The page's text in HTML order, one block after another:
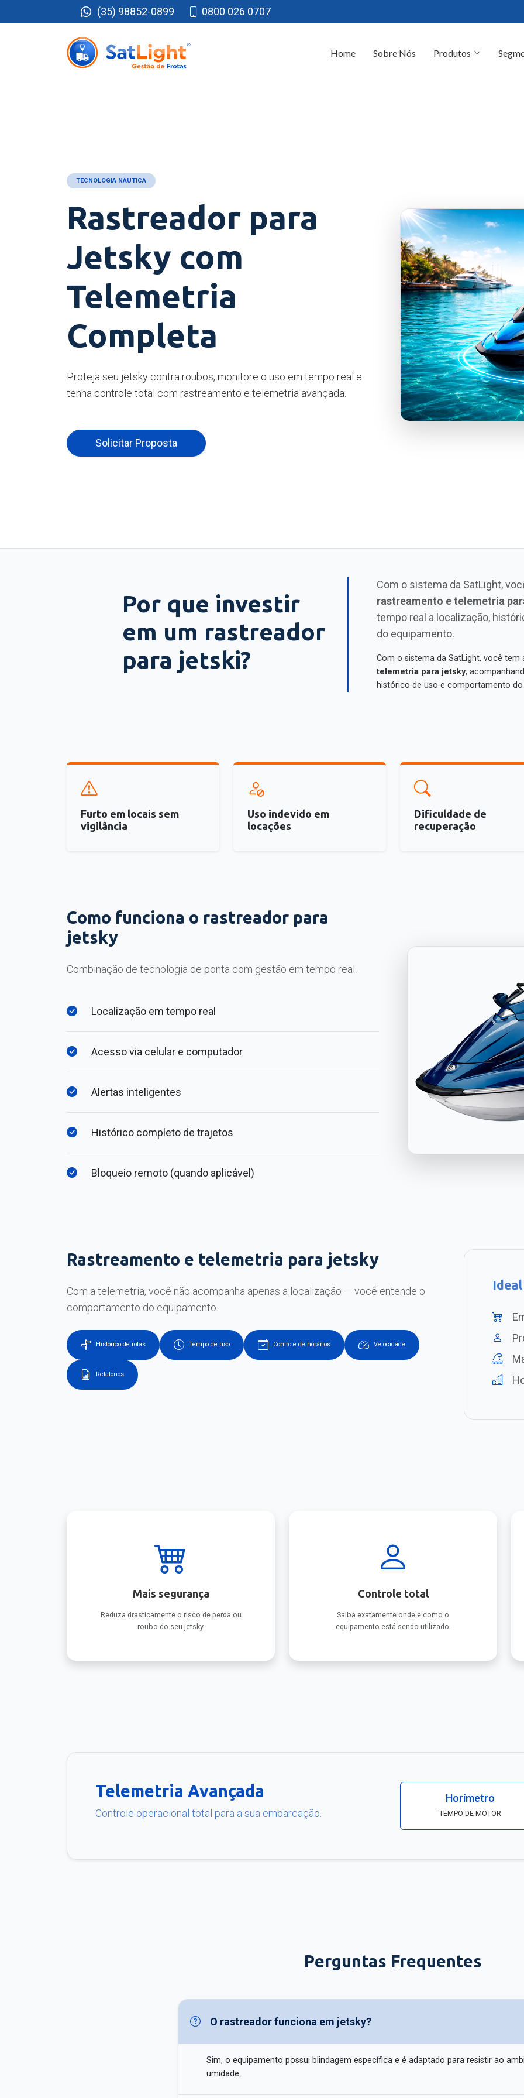
(35) 98852-0899 0800 026 0707
Home Sobre Nós Produtos
TECNOLOGIA NÁUTICA
Rastreador para
Jetsky com
Telemetria
Completa
Proteja seu jetsky contra roubos, monitore o uso em tempo real e
tenha controle total com rastreamento e telemetria avançada.
Solicitar Proposta
Por que investir
em um rastreador
para jetski?
Com o sistema da SatLight,
rastreamento e telemetria
tempo real a localização,
do equipamento.
Com o sistema da SatLight, você
telemetria para jetsky,
histórico de uso e comportamento
Furto em locais sem
vigilância
Uso indevido em
locações
Dificuldade de
recuperação
Como funciona o rastreador para
jetsky
Combinação de tecnologia de ponta com gestão em tempo real.
Localização em tempo real
Acesso via celular e computador
Alertas inteligentes
Histórico completo de trajetos
Bloqueio remoto (quando aplicável)
Rastreamento e telemetria para jetsky
Com a telemetria, você não acompanha apenas a localização — você entende o
comportamento do equipamento.
Histórico de rotas Tempo de uso Controle de horários Velocidade
Relatórios
Mais segurança
Reduza drasticamente o risco de perda ou
roubo do seu jetsky.
Controle total
Saiba exatamente onde e como o
equipamento está sendo utilizado.
Telemetria Avançada
Controle operacional total para a sua embarcação.
Horímetro
TEMPO DE MOTOR
Perguntas Frequentes
O rastreador funciona em jetsky?
Sim, o equipamento possui blindagem específica e é adaptado para resistir ao
umidade.